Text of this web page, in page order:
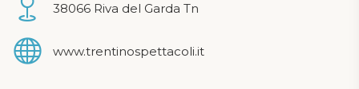
38066 Riva del Garda Tn
www.trentinospettacoli.it